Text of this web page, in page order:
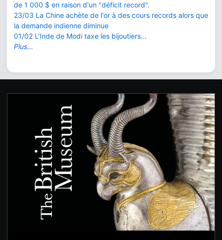
de 1 000 $ en raison d'un "déficit record".
23/03 La Chine achète de l'or à des cours records alors que
la demande indienne diminue
01/02 L'Inde de Modi taxe les bijoutiers...
Plus...